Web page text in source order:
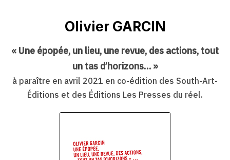
Olivier GARCIN
« Une épopée, un lieu, une revue, des actions, tout
un tas d’horizons… »
à paraître en avril 2021 en co-édition des South-Art-
Éditions et des Éditions Les Presses du réel.